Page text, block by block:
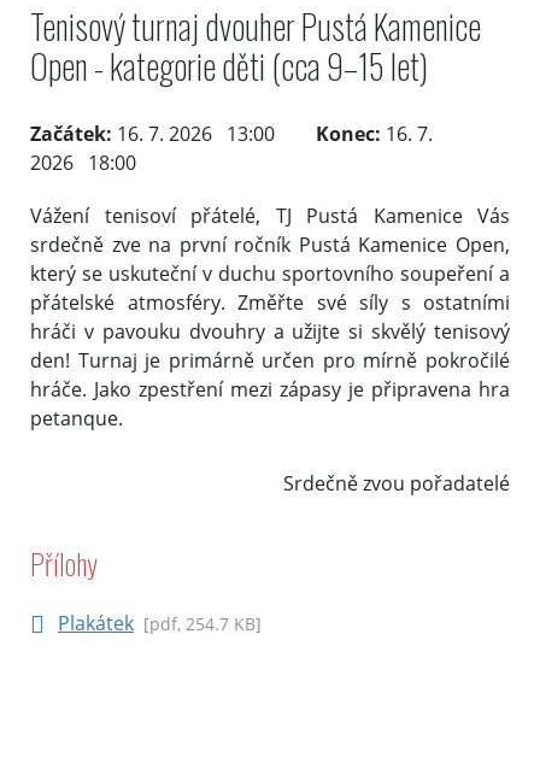
Tenisový turnaj dvouher Pustá Kamenice
Open - kategorie děti (cca 9–15 let)
Začátek: 16. 7. 2026 13:00 Konec: 16. 7.
2026 18:00
Vážení tenisoví přátelé, TJ Pustá Kamenice Vás
srdečně zve na první ročník Pustá Kamenice Open,
který se uskuteční v duchu sportovního soupeření a
přátelské atmosféry. Změřte své síly s ostatními
hráči v pavouku dvouhry a užijte si skvělý tenisový
den! Turnaj je primárně určen pro mírně pokročilé
hráče. Jako zpestření mezi zápasy je připravena hra
petanque.
Srdečně zvou pořadatelé
Přílohy
Plakátek [pdf, 254.7 KB]